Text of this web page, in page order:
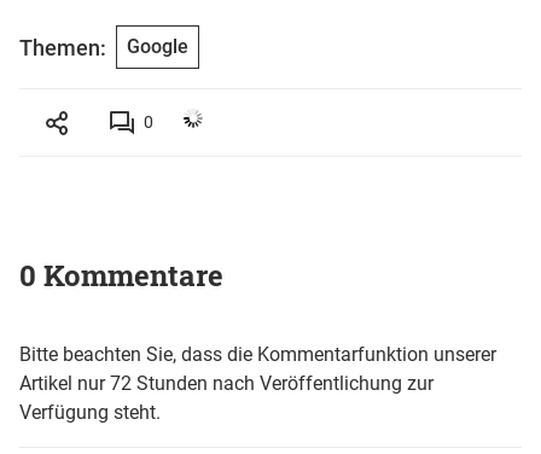
Themen: Google
0
0 Kommentare
Bitte beachten Sie, dass die Kommentarfunktion unserer
Artikel nur 72 Stunden nach Veröffentlichung zur
Verfügung steht.